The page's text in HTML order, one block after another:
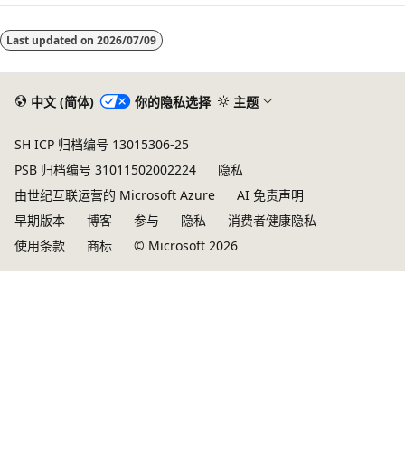
Last updated on 2026/07/09
中文 (简体) 你的隐私选择 主题
SH ICP 归档编号 13015306-25
PSB 归档编号 31011502002224
隐私
由世纪互联运营的 Microsoft Azure
AI 免责声明
早期版本
博客 参与 隐私
消费者健康隐私
使用条款
商标 © Microsoft 2026